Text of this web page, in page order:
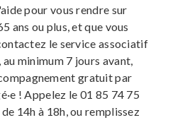
pour vous rendre sur
ans ou plus, et que vous
le service associatif
minimum 7 jours avant,
gratuit par
! Appelez le 01 85 74 75
14h à 18h, ou remplissez